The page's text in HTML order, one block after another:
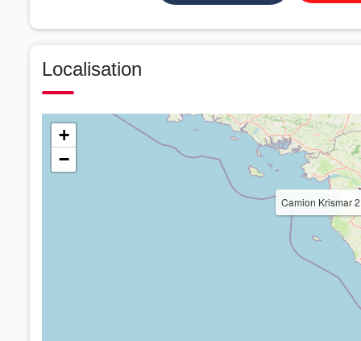
Localisation
Camion Krismar
+
−